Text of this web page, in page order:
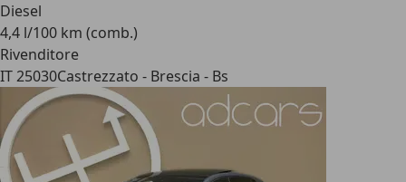
Diesel
4,4 l/100 km (comb.)
Rivenditore
IT 25030Castrezzato - Brescia - Bs